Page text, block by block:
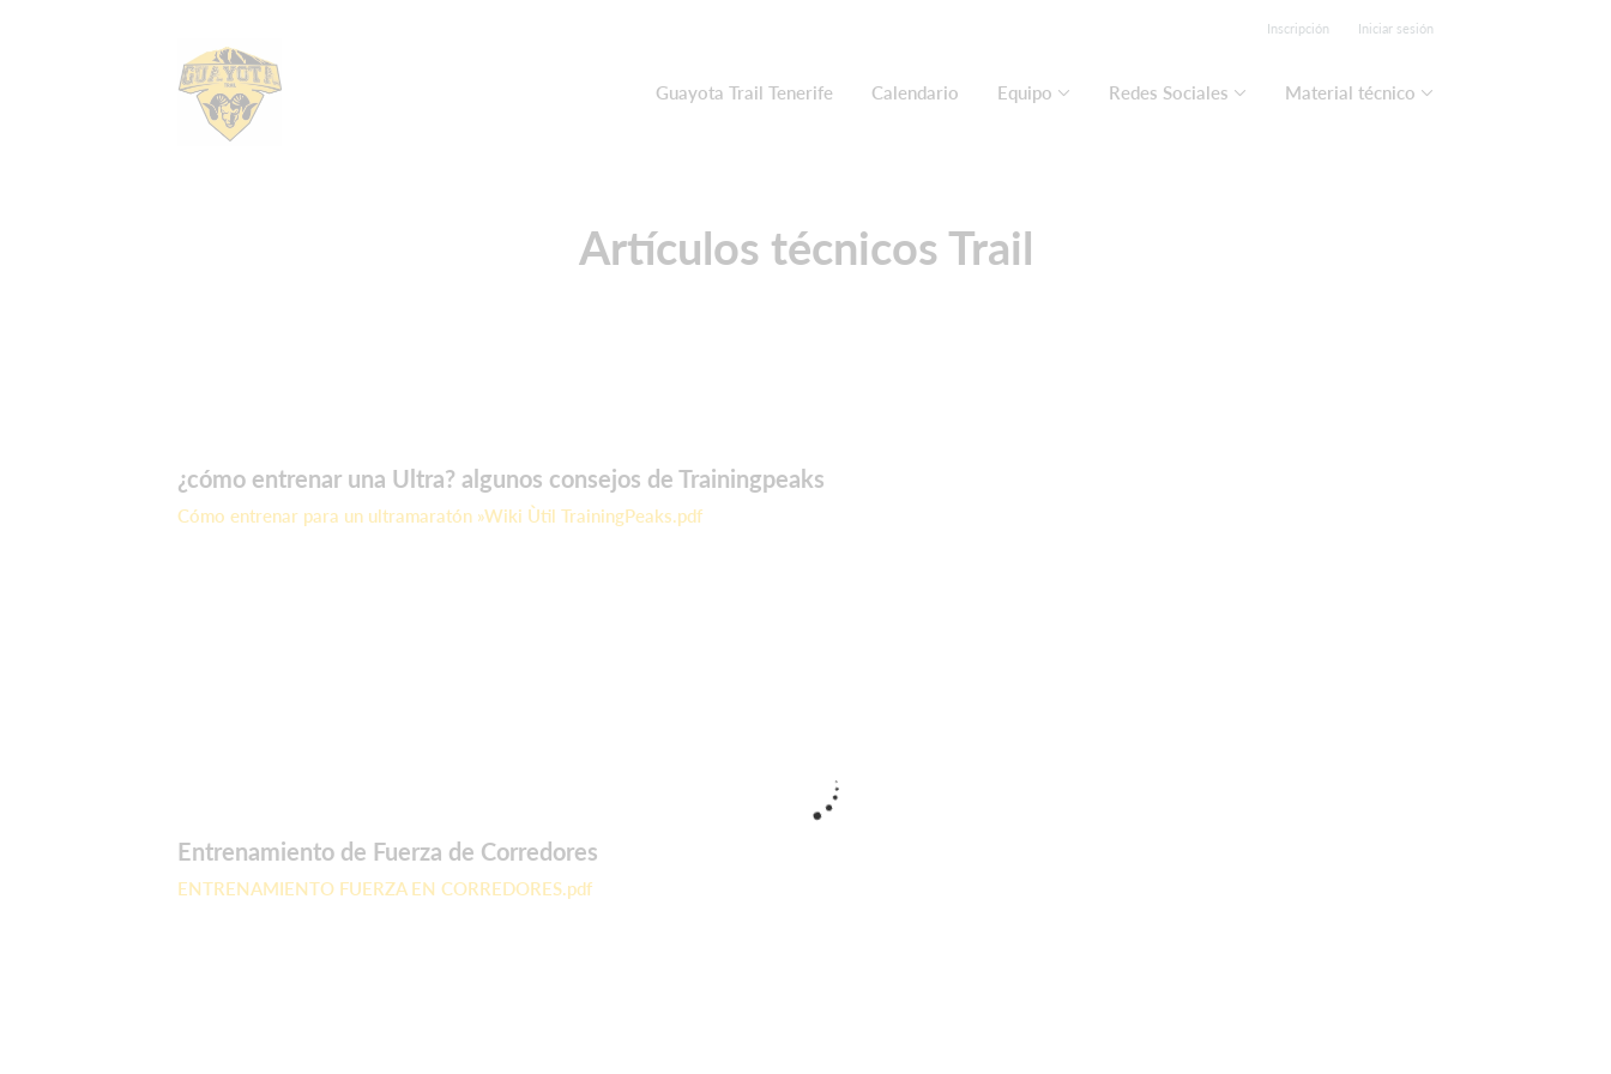
Inscripción Iniciar sesión
Guayota Trail Tenerife Calendario Equipo Redes Sociales Material técnico
Artículos técnicos Trail
¿cómo entrenar una Ultra? algunos consejos de Trainingpeaks
Cómo entrenar para un ultramaratón »Wiki Ùtil TrainingPeaks.pdf
Entrenamiento de Fuerza de Corredores
ENTRENAMIENTO FUERZA EN CORREDORES.pdf